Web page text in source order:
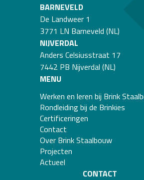
BARNEVELD
De Landweer 1
3771 LN Barneveld (NL)
NIJVERDAL
Anders Celsiusstraat 17
7442 PB Nijverdal (NL)
MENU
Werken en leren bij Brink
Rondleiding bij de Brinkies
Certificeringen
Contact
Over Brink Staalbouw
Projecten
Actueel
CONTACT